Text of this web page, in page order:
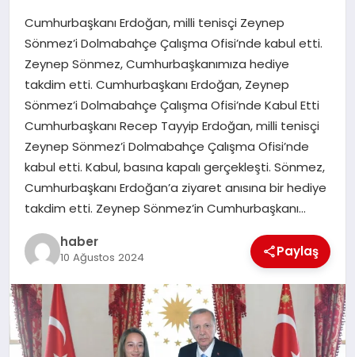
SPOR
TEKNOLOJI
Cumhurbaşkanı Erdoğan, milli tenisçi Zeynep
Sönmez’i Dolmabahçe Çalışma Ofisi’nde kabul etti.
Zeynep Sönmez, Cumhurbaşkanımıza hediye
takdim etti. Cumhurbaşkanı Erdoğan, Zeynep
Sönmez’i Dolmabahçe Çalışma Ofisi’nde Kabul Etti
Cumhurbaşkanı Recep Tayyip Erdoğan, milli tenisçi
Zeynep Sönmez’i Dolmabahçe Çalışma Ofisi’nde
kabul etti. Kabul, basına kapalı gerçekleşti. Sönmez,
Cumhurbaşkanı Erdoğan’a ziyaret anısına bir hediye
takdim etti. Zeynep Sönmez’in Cumhurbaşkanı…
haber
10 Ağustos 2024 Paylaş